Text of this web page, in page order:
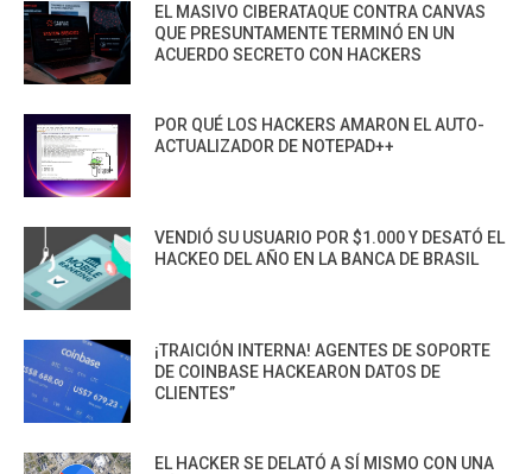
EL MASIVO CIBERATAQUE CONTRA CANVAS
QUE PRESUNTAMENTE TERMINÓ EN UN
ACUERDO SECRETO CON HACKERS
POR QUÉ LOS HACKERS AMARON EL AUTO-
ACTUALIZADOR DE NOTEPAD++
VENDIÓ SU USUARIO POR $1.000 Y DESATÓ EL
HACKEO DEL AÑO EN LA BANCA DE BRASIL
¡TRAICIÓN INTERNA! AGENTES DE SOPORTE
DE COINBASE HACKEARON DATOS DE
CLIENTES”
EL HACKER SE DELATÓ A SÍ MISMO CON UNA